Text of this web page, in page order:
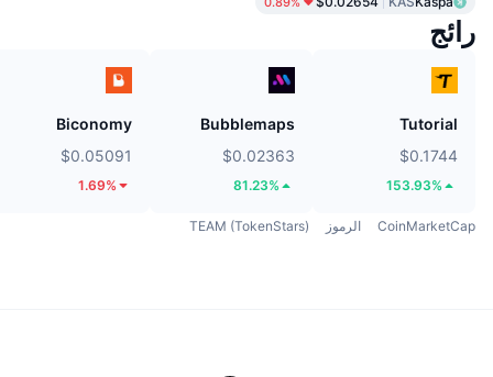
رائج
Tutorial
$0.1744
153.93%
Bubblemaps
$0.02363
81.23%
Biconomy
$0.05091
1.69%
CoinMarketCap الرموز TEAM (TokenStars)